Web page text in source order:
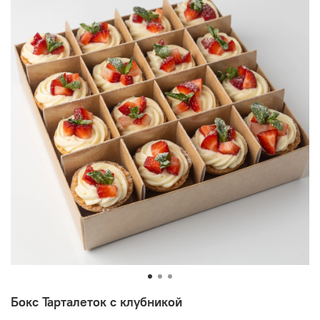
Бокс Тарталеток с клубникой